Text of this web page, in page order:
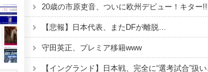
20歳の市原吏音、ついに欧州デビュー！キター
【悲報】日本代表、またDFが離脱…
守田英正、プレミア移籍www